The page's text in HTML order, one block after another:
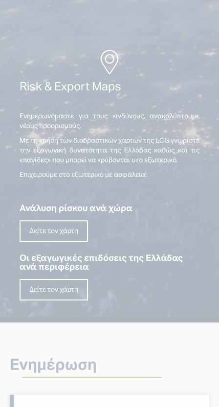
Risk & Export Maps
Ενημερωνόμαστε για τους κινδύνους, ανακαλύπτουμε
νέους προορισμούς.
Με τη χρήση των διαδραστικών χαρτών της ECG γνωρίστε
την εξαγωγική δυνατότητα της Ελλάδας καθώς και τις
«παγίδες» που μπορεί να κρύβονται στο εξωτερικό.
Επιχειρούμε στο εξωτερικό με ασφάλεια!
Ανάλυση ρίσκου ανά χώρα
Δείτε τον χάρτη
Οι εξαγωγικές επιδόσεις της Ελλάδας
ανά περιφέρεια
Δείτε τον χάρτη
Ενημέρωση